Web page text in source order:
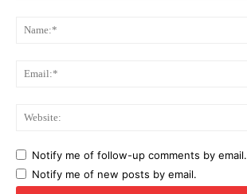
Notify me of follow-up comments by email.
Notify me of new posts by email.